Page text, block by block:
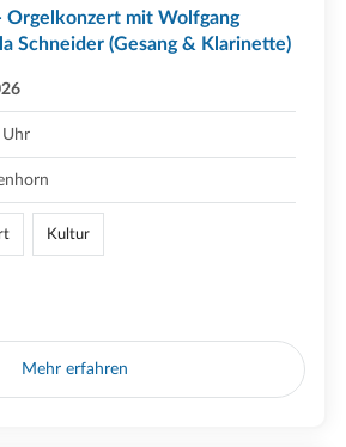
Orgelkonzert mit Wolfgang
Schneider (Gesang & Klarinette)
Kultur
Mehr erfahren